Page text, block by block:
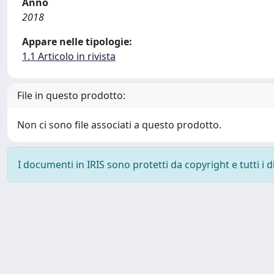
2018
Appare nelle tipologie:
1.1 Articolo in rivista
File in questo prodotto:
Non ci sono file associati a questo prodotto.
I documenti in IRIS sono protetti da copyright e tutti i